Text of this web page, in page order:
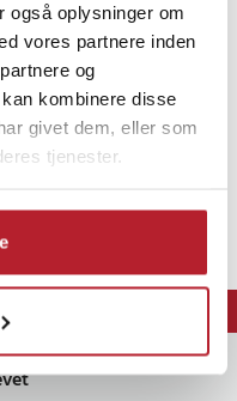
også oplysninger om
vores partnere inden
og
kombinere disse
givet dem, eller som
tjenester.
og dankort